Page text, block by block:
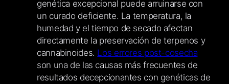
genética excepcional puede arruinarse con
un curado deficiente. La temperatura, la
humedad y el tiempo de secado afectan
directamente la preservación de terpenos y
cannabinoides. Los errores post-cosecha
son una de las causas más frecuentes de
resultados decepcionantes con genéticas de